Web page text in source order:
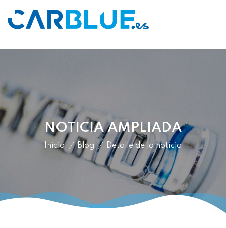
NOTICIA AMPLIADA
Inicio / Blog / Detalle de la noticia